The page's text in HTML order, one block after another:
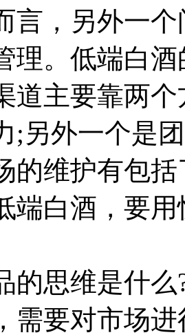
言，另外一
理。低端白
道主要靠两
;另外一个是
的维护有包
端白酒，要
思维是什么
要对市场进